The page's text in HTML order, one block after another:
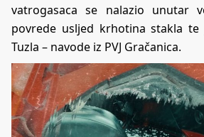
vatrogasaca se nalazio unutar
povrede usljed krhotina stakla te
Tuzla – navode iz PVJ Gračanica.